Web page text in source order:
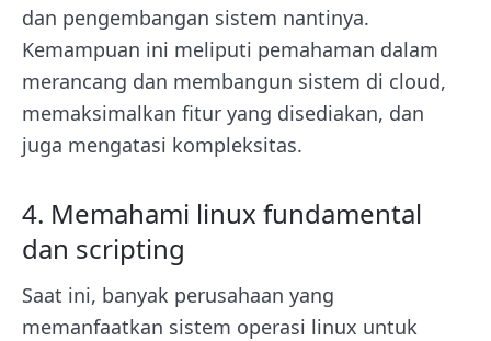
dan pengembangan sistem nantinya.
Kemampuan ini meliputi pemahaman dalam
merancang dan membangun sistem di cloud,
memaksimalkan fitur yang disediakan, dan
juga mengatasi kompleksitas.
4. Memahami linux fundamental
dan scripting
Saat ini, banyak perusahaan yang
memanfaatkan sistem operasi linux untuk